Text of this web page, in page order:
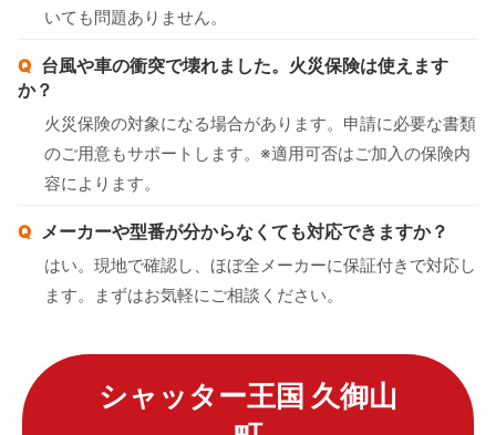
いても問題ありません。
台風や車の衝突で壊れました。火災保険は使えます
か？
火災保険の対象になる場合があります。申請に必要な書類
のご用意もサポートします。※適用可否はご加入の保険内
容によります。
メーカーや型番が分からなくても対応できますか？
はい。現地で確認し、ほぼ全メーカーに保証付きで対応し
ます。まずはお気軽にご相談ください。
シャッター王国 久御山